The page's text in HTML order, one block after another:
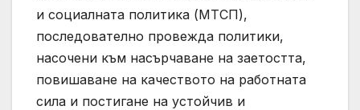
и социалната политика (МТСП),
последователно провежда политики,
насочени към насърчаване на заетостта,
повишаване на качеството на работната
сила и постигане на устойчив и